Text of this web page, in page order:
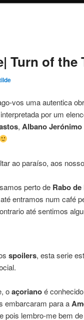
Turn of the
vos uma autentica
por um
, Albano Jerónimo
ao paraíso, aos
perto de Rabo de
entramos num café
até sentimos
spoilers, esta serie
oaçorianoé
embarcaram para a
pois lembro-me bem